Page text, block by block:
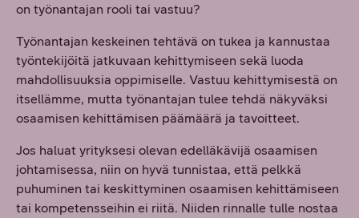
on työnantajan rooli tai vastuu?
Työnantajan keskeinen tehtävä on tukea ja kannustaa
työntekijöitä jatkuvaan kehittymiseen sekä luoda
mahdollisuuksia oppimiselle. Vastuu kehittymisestä on
itsellämme, mutta työnantajan tulee tehdä näkyväksi
osaamisen kehittämisen päämäärä ja tavoitteet.
Jos haluat yrityksesi olevan edelläkävijä osaamisen
johtamisessa, niin on hyvä tunnistaa, että pelkkä
puhuminen tai keskittyminen osaamisen kehittämiseen
tai kompetensseihin ei riitä. Niiden rinnalle tulle nostaa